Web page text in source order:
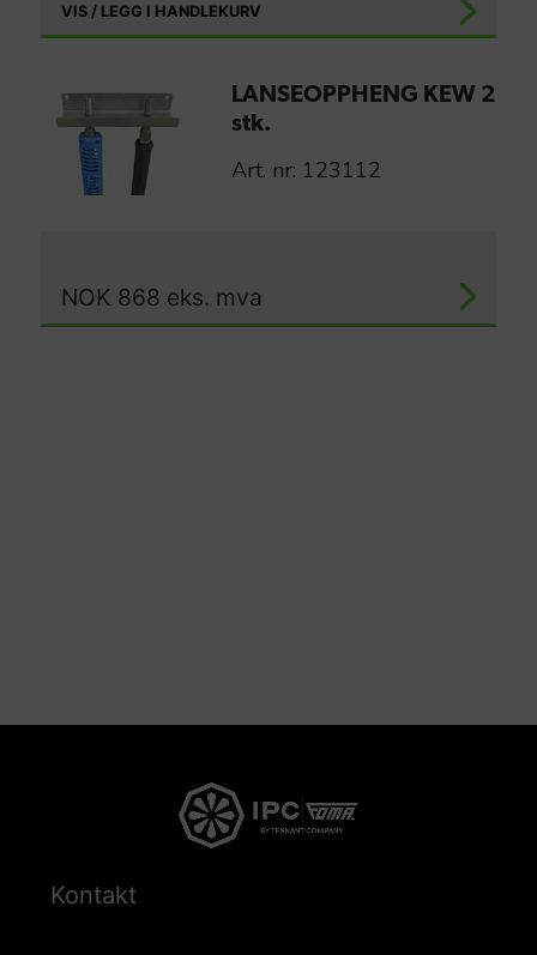
VIS / LEGG I HANDLEKURV
LANSEOPPHENG KEW 2
stk.
Art. nr: 123112
NOK 868 eks. mva
Kontakt